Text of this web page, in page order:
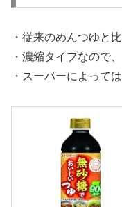
・従来のめんつゆと
・濃縮タイプなので
・スーパーによって